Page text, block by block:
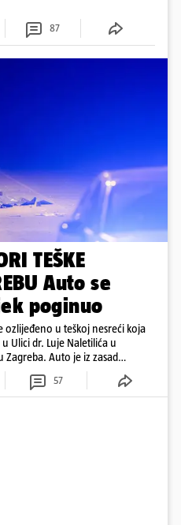
87
TEŠKE
Auto se
poginuo
ozlijeđeno u teškoj nesreći koja
Ulici dr. Luje Naletilića u
Auto je iz zasad
a od siline udara vozilo se
57